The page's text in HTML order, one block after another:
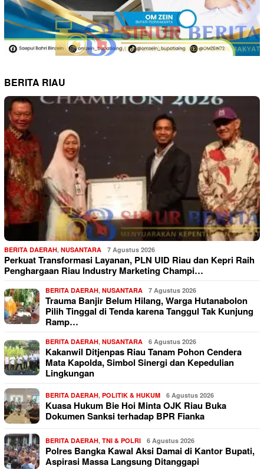
BERITA RIAU
BERITA DAERAH, NUSANTARA 7 Agustus 2026
Perkuat Transformasi Layanan, PLN UID Riau dan Kepri Raih
Penghargaan Riau Industry Marketing Champi…
BERITA DAERAH, NUSANTARA 7 Agustus 2026
Trauma Banjir Belum Hilang, Warga Hutanabolon
Pilih Tinggal di Tenda karena Tanggul Tak Kunjung
Ramp…
BERITA DAERAH, NUSANTARA 6 Agustus 2026
Kakanwil Ditjenpas Riau Tanam Pohon Cendera
Mata Kapolda, Simbol Sinergi dan Kepedulian
Lingkungan
BERITA DAERAH, POLITIK & HUKUM 6 Agustus 2026
Kuasa Hukum Bie Hoi Minta OJK Riau Buka
Dokumen Sanksi terhadap BPR Fianka
BERITA DAERAH, TNI & POLRI 6 Agustus 2026
Polres Bangka Kawal Aksi Damai di Kantor Bupati,
Aspirasi Massa Langsung Ditanggapi